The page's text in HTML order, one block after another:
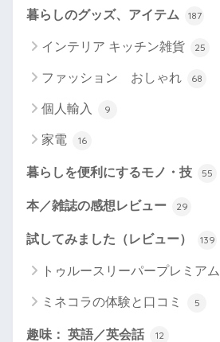
暮らしのグッズ、アイテム 187
インテリア キッチン雑貨 25
ファッション おしゃれ 68
個人輸入 9
家電 16
暮らしを便利にするモノ・技 55
本／雑誌の感想レビュー 29
試してみました（レビュー） 139
トゥルースリーパープレミアム
ミネコラの体験と口コミ 5
趣味： 英語／英会話 12